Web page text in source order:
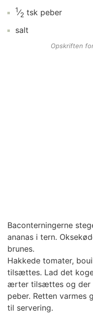
1⁄2 tsk peber
salt
Opskriften
Baconterningerne
ananas i tern.
brunes.
Hakkede tomater,
tilsættes. Lad det
ærter tilsættes og der
peber. Retten varmes
til servering.